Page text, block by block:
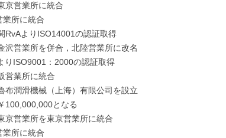
京営業所に統合
所に統合
よりISO14001の認証取得
営業所を併合，北陸営業所に改名
ISO9001：2000の認証取得
営業所に統合
潤滑機械（上海）有限公司を設立
となる
営業所を東京営業所に統合
所に統合